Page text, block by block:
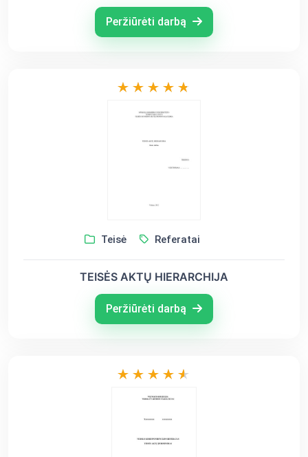
Peržiūrėti darbą
Teisė Referatai
TEISĖS AKTŲ HIERARCHIJA
Peržiūrėti darbą